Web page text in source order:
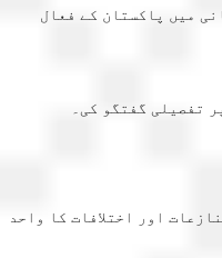
میں پاکستان کے فعال
تفصیلی گفتگو کی۔
اور اختلافات کا واحد